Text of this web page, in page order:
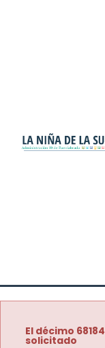
El décimo
solicitado